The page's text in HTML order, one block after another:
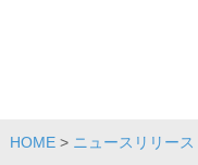
HOME> ニュースリリース